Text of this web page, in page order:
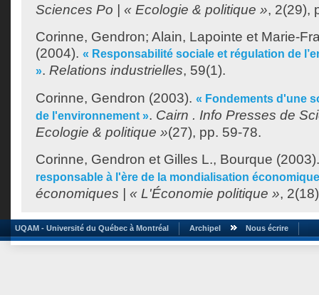
Sciences Po | « Ecologie & politique », 2(29),
Corinne, Gendron; Alain, Lapointe et Marie-
(2004). « Responsabilité sociale et régulation de
». Relations industrielles, 59(1).
Corinne, Gendron (2003). « Fondements d'une
de l'environnement ». Cairn . Info Presses de
Ecologie & politique »(27), pp. 59-78.
Corinne, Gendron et Gilles L., Bourque
responsable à l'ère de la mondialisation
économiques | « L'Économie politique »,
UQAM - Université du Québec à Montréal Archipel Nous écrire